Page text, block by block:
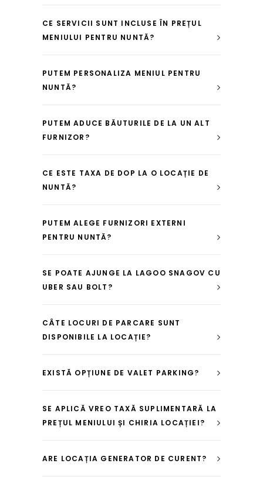
CE SERVICII SUNT INCLUSE ÎN PREȚUL
MENIULUI PENTRU NUNTĂ?
PUTEM PERSONALIZA MENIUL PENTRU
NUNTĂ?
PUTEM ADUCE BĂUTURILE DE LA UN ALT
FURNIZOR?
CE ESTE TAXA DE DOP LA O LOCAȚIE DE
NUNTĂ?
PUTEM ALEGE FURNIZORI EXTERNI
PENTRU NUNTĂ?
SE POATE AJUNGE LA LAGOO SNAGOV CU
UBER SAU BOLT?
CÂTE LOCURI DE PARCARE SUNT
DISPONIBILE LA LOCAȚIE?
EXISTĂ OPȚIUNE DE VALET PARKING?
SE APLICĂ VREO TAXĂ SUPLIMENTARĂ LA
PREȚUL MENIULUI ȘI CHIRIA LOCAȚIEI?
ARE LOCAȚIA GENERATOR DE CURENT?